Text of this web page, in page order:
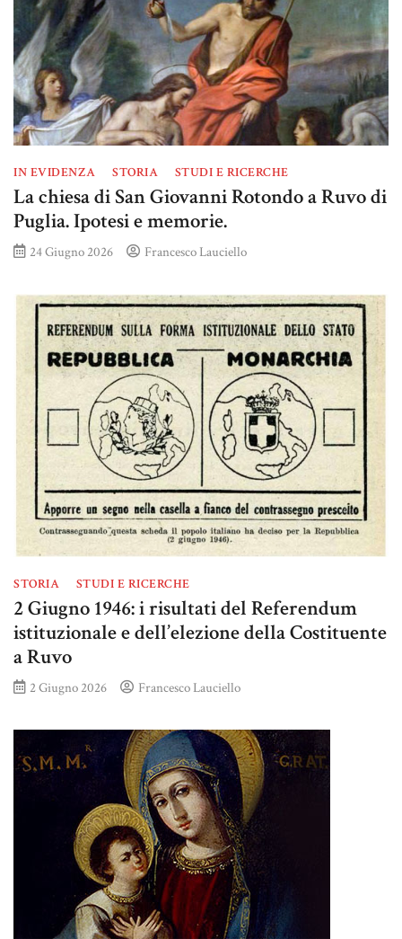
IN EVIDENZA STORIA STUDI E RICERCHE
La chiesa di San Giovanni Rotondo a Ruvo di
Puglia. Ipotesi e memorie.
24 Giugno 2026 Francesco Lauciello
STORIA STUDI E RICERCHE
2 Giugno 1946: i risultati del Referendum
istituzionale e dell’elezione della Costituente
a Ruvo
2 Giugno 2026 Francesco Lauciello